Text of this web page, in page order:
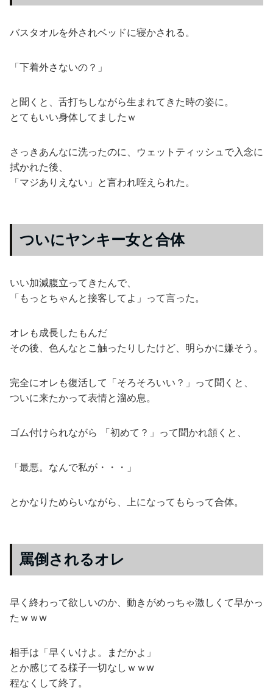
バスタオルを外されベッドに寝かされる。
「下着外さないの？」
と聞くと、舌打ちしながら生まれてきた時の姿に。
とてもいい身体してましたｗ
さっきあんなに洗ったのに、ウェットティッシュで入念に
拭かれた後、
「マジありえない」と言われ咥えられた。
ついにヤンキー女と合体
いい加減腹立ってきたんで、
「もっとちゃんと接客してよ」って言った。
オレも成長したもんだ
その後、色んなとこ触ったりしたけど、明らかに嫌そう。
完全にオレも復活して「そろそろいい？」って聞くと、
ついに来たかって表情と溜め息。
ゴム付けられながら 「初めて？」って聞かれ頷くと、
「最悪。なんで私が・・・」
とかなりためらいながら、上になってもらって合体。
罵倒されるオレ
早く終わって欲しいのか、動きがめっちゃ激しくて早かっ
たｗｗw
相手は「早くいけよ。まだかよ」
とか感じてる様子一切なしｗｗw
程なくして終了。